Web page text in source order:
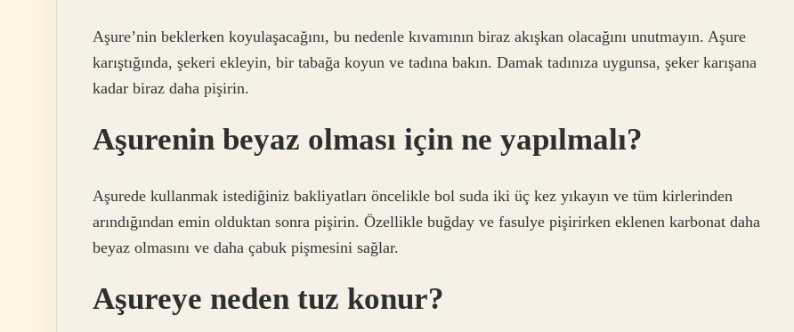
Aşure’nin beklerken koyulaşacağını, bu nedenle kıvamının biraz akışkan olacağını unutmayın. Aşure
karıştığında, şekeri ekleyin, bir tabağa koyun ve tadına bakın. Damak tadınıza uygunsa, şeker karışana
kadar biraz daha pişirin.
Aşurenin beyaz olması için ne yapılmalı?
Aşurede kullanmak istediğiniz bakliyatları öncelikle bol suda iki üç kez yıkayın ve tüm kirlerinden
arındığından emin olduktan sonra pişirin. Özellikle buğday ve fasulye pişirirken eklenen karbonat daha
beyaz olmasını ve daha çabuk pişmesini sağlar.
Aşureye neden tuz konur?